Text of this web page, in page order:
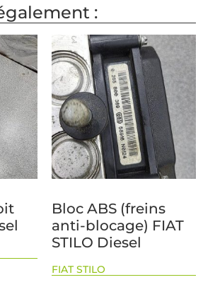
:
Bloc ABS (freins
anti-blocage) FIAT
STILO Diesel
FIAT STILO